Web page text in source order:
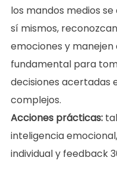
los mandos medios
sí mismos,
emociones y manejen
fundamental para
decisiones acertadas
complejos.
Acciones prácticas:
inteligencia
individual y feedback